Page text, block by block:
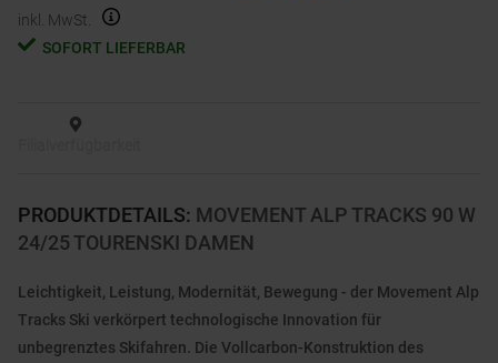
PRODUKTDETAILS: MOVEMENT ALP TRACKS 90 W
24/25 TOURENSKI DAMEN
Leichtigkeit, Leistung, Modernität, Bewegung - der Movement Alp
Tracks Ski verkörpert technologische Innovation für
unbegrenztes Skifahren. Die Vollcarbon-Konstruktion des
inkl. MwSt.
SOFORT LIEFERBAR